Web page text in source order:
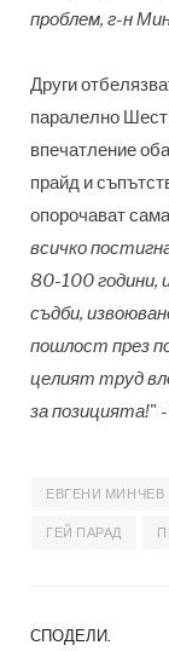
проблем, г-н
Други
паралелно
впечатление
прайд и
опорочават
всичко
80-100 години,
съдби,
пошлост през
целият труд
за позицията!"
ЕВГЕНИ МИНЧЕВ
ГЕЙ ПАРАД
СПОДЕЛИ.